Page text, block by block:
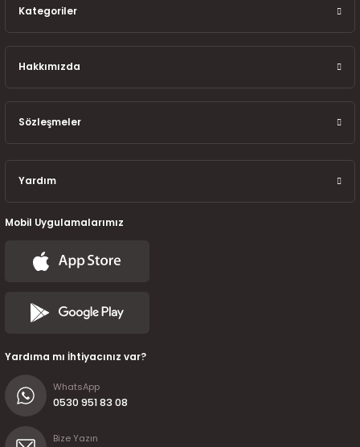
Kategoriler
Hakkımızda
Sözleşmeler
Yardım
Mobil Uygulamalarımız
Yardıma mı İhtiyacınız var?
WhatsApp
0530 951 83 08
Bize Yazın